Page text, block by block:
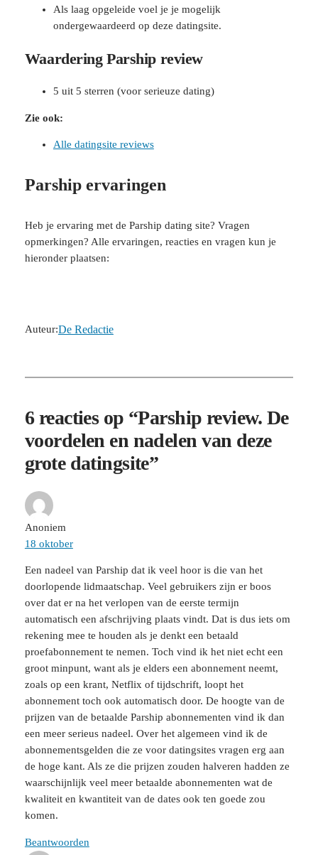
Als laag opgeleide voel je je mogelijk
ondergewaardeerd op deze datingsite.
Waardering Parship review
5 uit 5 sterren (voor serieuze dating)
Zie ook:
Alle datingsite reviews
Parship ervaringen
Heb je ervaring met de Parship dating site? Vragen
opmerkingen? Alle ervaringen, reacties en vragen kun je
hieronder plaatsen:
Auteur:De Redactie
6 reacties op “Parship review. De
voordelen en nadelen van deze
grote datingsite”
Anoniem
18 oktober
Een nadeel van Parship dat ik veel hoor is die van het
doorlopende lidmaatschap. Veel gebruikers zijn er boos
over dat er na het verlopen van de eerste termijn
automatisch een afschrijving plaats vindt. Dat is dus iets om
rekening mee te houden als je denkt een betaald
proefabonnement te nemen. Toch vind ik het niet echt een
groot minpunt, want als je elders een abonnement neemt,
zoals op een krant, Netflix of tijdschrift, loopt het
abonnement toch ook automatisch door. De hoogte van de
prijzen van de betaalde Parship abonnementen vind ik dan
een meer serieus nadeel. Over het algemeen vind ik de
abonnementsgelden die ze voor datingsites vragen erg aan
de hoge kant. Als ze die prijzen zouden halveren hadden ze
waarschijnlijk veel meer betaalde abonnementen wat de
kwaliteit en kwantiteit van de dates ook ten goede zou
komen.
Beantwoorden